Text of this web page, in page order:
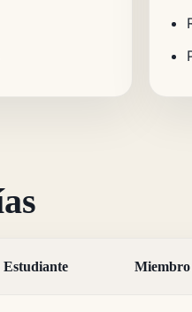
Miembro